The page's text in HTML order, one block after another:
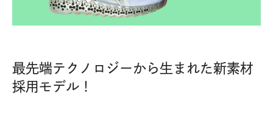
最先端テクノロジーから生まれた新素材
採用モデル！